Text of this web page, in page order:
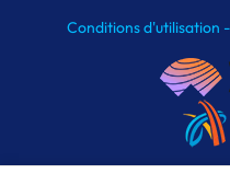
Conditions d'utilisation -